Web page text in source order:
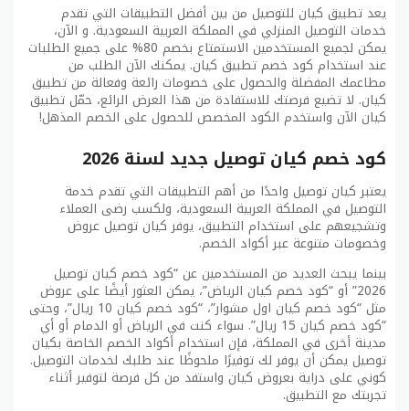
يعد تطبيق كيان للتوصيل من بين أفضل التطبيقات التي تقدم
خدمات التوصيل المنزلي في المملكة العربية السعودية. و الآن،
يمكن لجميع المستخدمين الاستمتاع بخصم 80% على جميع الطلبات
عند استخدام كود خصم تطبيق كيان. يمكنك الآن الطلب من
مطاعمك المفضلة والحصول على خصومات رائعة وفعالة من تطبيق
كيان. لا تضيع فرصتك للاستفادة من هذا العرض الرائع، حمّل تطبيق
كيان الآن واستخدم الكود المخصص للحصول على الخصم المذهل!
كود خصم كيان توصيل جديد لسنة 2026
يعتبر كيان توصيل واحدًا من أهم التطبيقات التي تقدم خدمة
التوصيل في المملكة العربية السعودية، ولكسب رضى العملاء
وتشجيعهم على استخدام التطبيق، يوفر كيان توصيل عروض
وخصومات متنوعة عبر أكواد الخصم.
بينما يبحث العديد من المستخدمين عن “كود خصم كيان توصيل
2026” أو “كود خصم كيان الرياض”، يمكن العثور أيضًا على عروض
مثل “كود خصم كيان اول مشوار”، “كود خصم كيان 10 ريال”، وحتى
“كود خصم كيان 15 ريال”. سواء كنت في الرياض أو الدمام أو أي
مدينة أخرى في المملكة، فإن استخدام أكواد الخصم الخاصة بكيان
توصيل يمكن أن يوفر لك توفيرًا ملحوظًا عند طلبك لخدمات التوصيل.
كوني على دراية بعروض كيان واستفد من كل فرصة لتوفير أثناء
تجربتك مع التطبيق.